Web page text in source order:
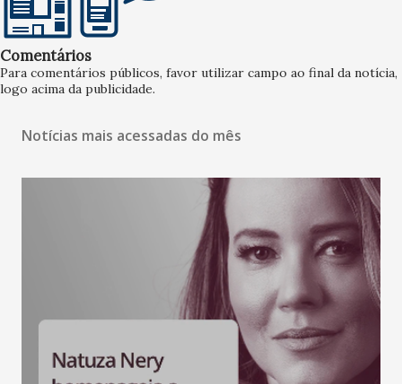
Comentários
Para comentários públicos, favor utilizar campo ao final da notícia,
logo acima da publicidade.
Notícias mais acessadas do mês